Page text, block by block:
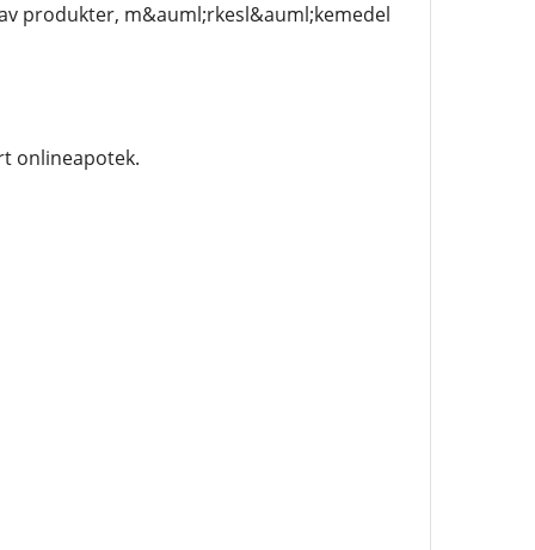
produkter, m&auml;rkesl&auml;kemedel
onlineapotek.